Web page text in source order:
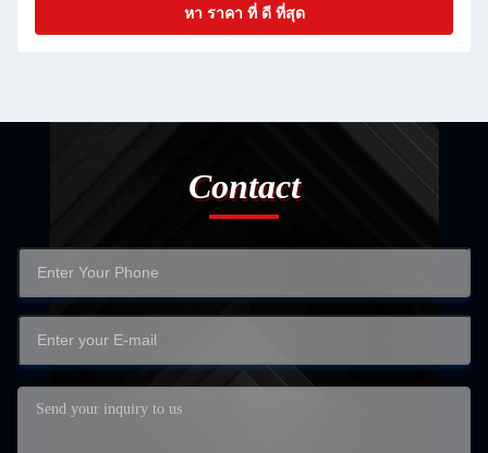
หา ราคา ที่ ดี ที่สุด
Contact